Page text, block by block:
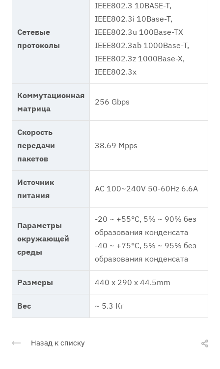
Сетевые
протоколы
IEEE802.3 10BASE-T,
IEEE802.3i 10Base-T,
IEEE802.3u 100Base-TX
IEEE802.3ab 1000Base-T,
IEEE802.3z 1000Base-X,
IEEE802.3x
Коммутационная
матрица
256 Gbps
Скорость
передачи
пакетов
38.69 Mpps
Источник
питания
AC 100~240V 50-60Hz 6.6A
Параметры
окружающей
среды
-20 ~ +55°C, 5% ~ 90% без
образования конденсата
-40 ~ +75°C, 5% ~ 95% без
образования конденсата
Размеры 440 x 290 x 44.5mm
Вес ~ 5.3 Кг
Назад к списку